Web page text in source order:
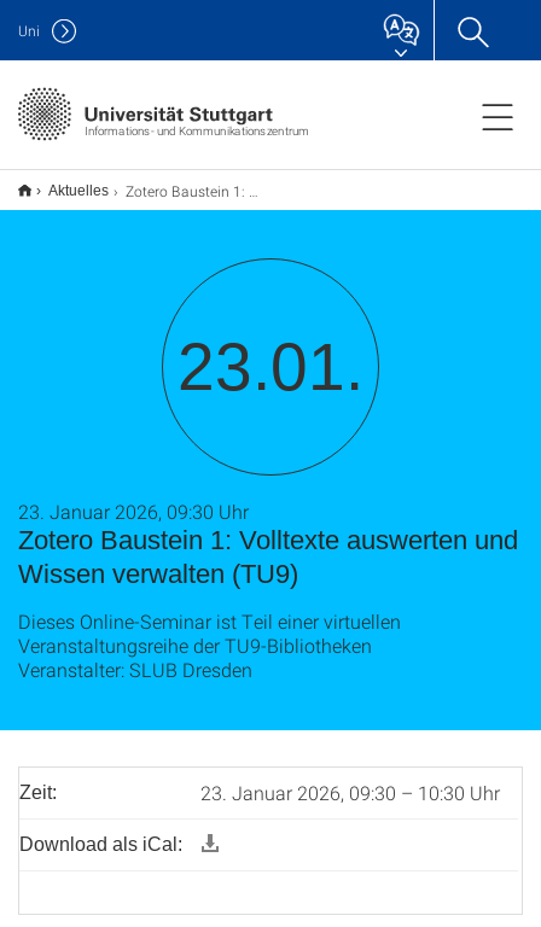
Informations- und Kommunikationszentrum
Uni
Aktuelles Zotero Baustein 1: Volltexte auswerten und Wissen verwalten (TU9)
23.01.
Zotero Baustein 1: Volltexte auswerten und
Wissen verwalten (TU9)
23. Januar 2026, 09:30 Uhr
Dieses Online-Seminar ist Teil einer virtuellen
Veranstaltungsreihe der TU9-Bibliotheken
Veranstalter: SLUB Dresden
Zeit: 23. Januar 2026, 09:30 – 10:30 Uhr
Download als iCal: